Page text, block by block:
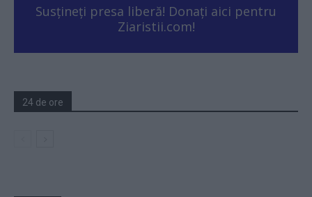
Susțineți presa liberă! Donați aici pentru
Ziaristii.com!
24 de ore